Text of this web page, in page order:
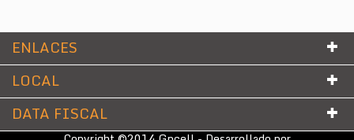
ENLACES
LOCAL
DATA FISCAL